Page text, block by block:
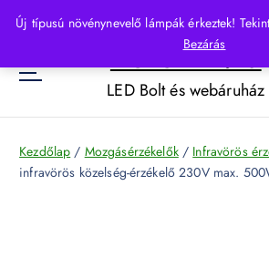
Új típusú növénynevelő lámpák érkeztek!
Bezárás
p
o
HelloLED.hu
LED Bolt és webáruház
Kezdőlap / Mozgásérzékelők/ Infravörös
infravörös közelség-érzékelő 230V max.